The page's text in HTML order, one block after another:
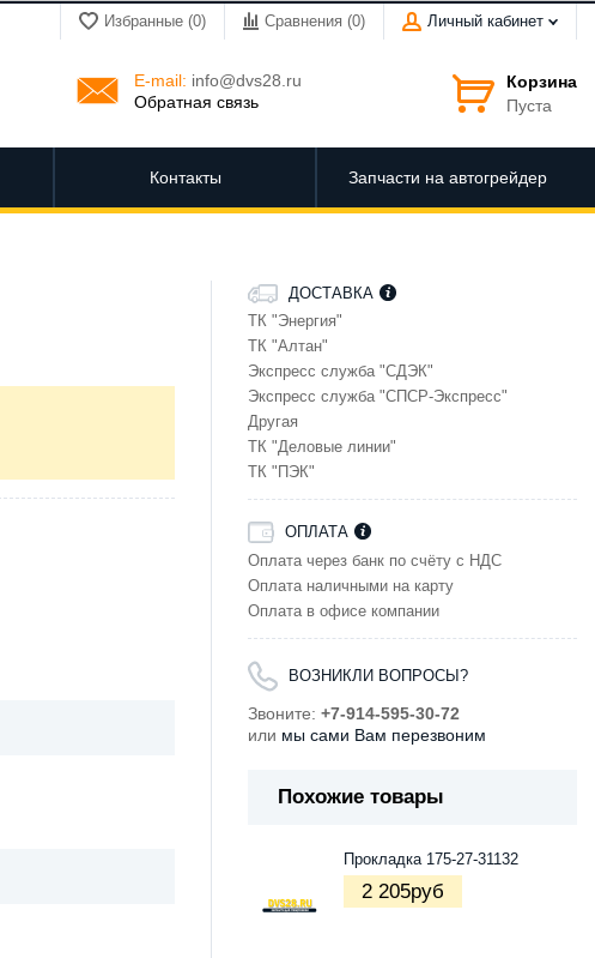
Избранные (0) Сравнения (0) Личный кабинет
E-mail: info@dvs28.ru
Обратная связь
Корзина
Пуста
Контакты Запчасти на автогрейдер
ДОСТАВКА
ТК "Энергия"
ТК "Алтан"
Экспресс служба "СДЭК"
Экспресс служба "СПСР-Экспресс"
Другая
ТК "Деловые линии"
ТК "ПЭК"
ОПЛАТА
Оплата через банк по счёту с НДС
Оплата наличными на карту
Оплата в офисе компании
ВОЗНИКЛИ ВОПРОСЫ?
Звоните: +7-914-595-30-72
или мы сами Вам перезвоним
Похожие товары
Прокладка 175-27-31132
2 205руб